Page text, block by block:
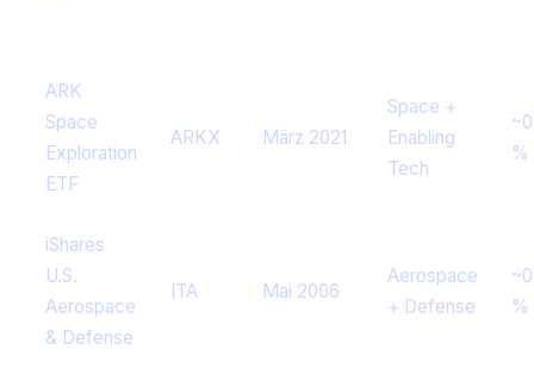
ARK
Space
Exploration
ETF
ARKX März 2021
Space +
Enabling
Tech
%
iShares
U.S.
Aerospace
& Defense
ITA Mai 2006
Aerospace
+ Defense
%